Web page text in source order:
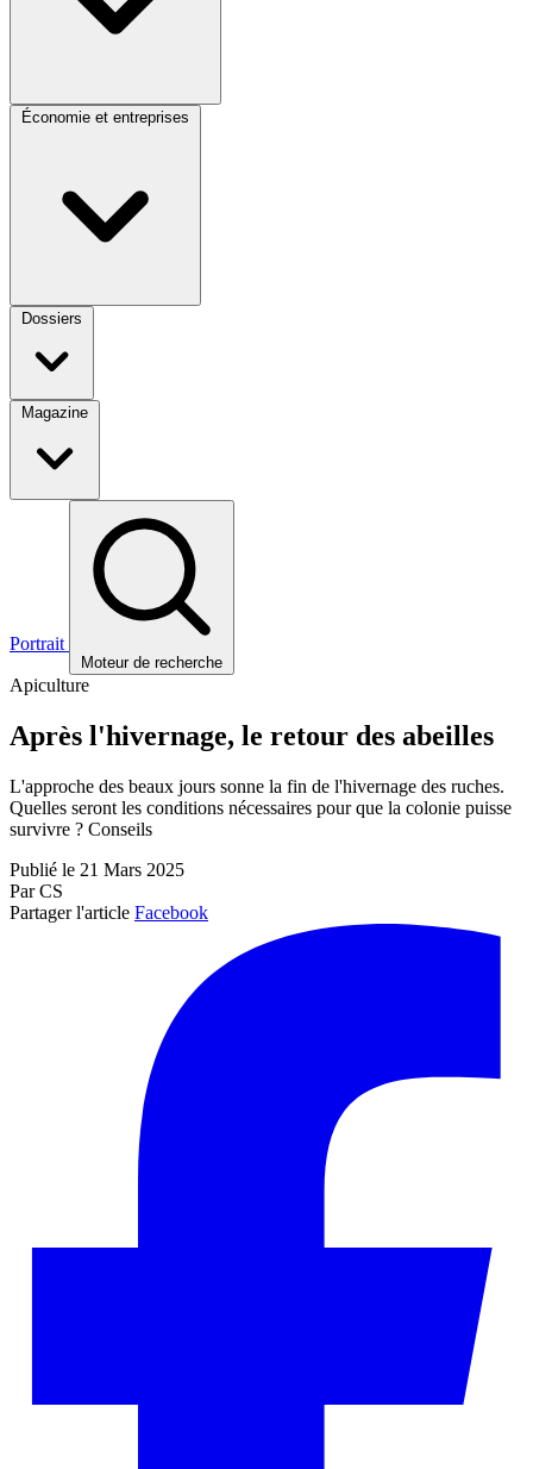
Économie et entreprises
Dossiers
Magazine
Portrait
Moteur de recherche
Apiculture
Après l'hivernage, le retour des abeilles
L'approche des beaux jours sonne la fin de l'hivernage des ruches.
Quelles seront les conditions nécessaires pour que la colonie puisse
survivre ? Conseils
Publié le 21 Mars 2025
Par CS
Partager l'article Facebook